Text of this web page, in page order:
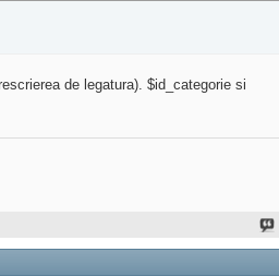
de legatura). $id_categorie si